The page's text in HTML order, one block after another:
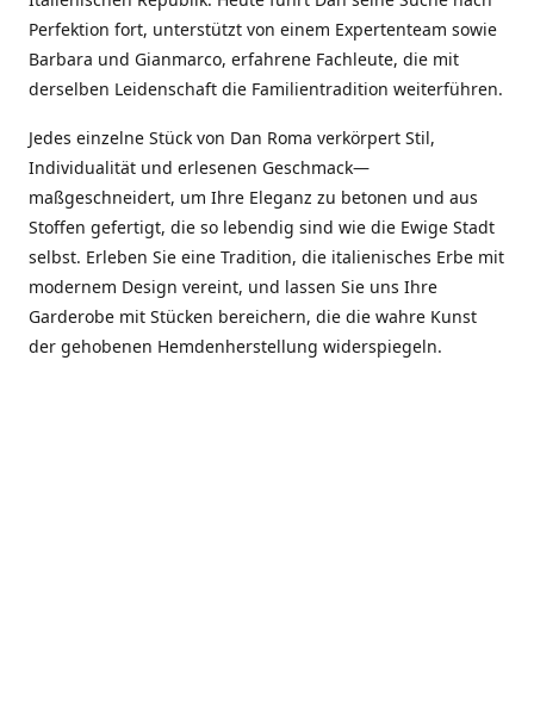
Perfektion fort, unterstützt von einem Expertenteam sowie
Barbara und Gianmarco, erfahrene Fachleute, die mit
derselben Leidenschaft die Familientradition weiterführen.
Jedes einzelne Stück von Dan Roma verkörpert Stil,
Individualität und erlesenen Geschmack—
maßgeschneidert, um Ihre Eleganz zu betonen und aus
Stoffen gefertigt, die so lebendig sind wie die Ewige Stadt
selbst. Erleben Sie eine Tradition, die italienisches Erbe mit
modernem Design vereint, und lassen Sie uns Ihre
Garderobe mit Stücken bereichern, die die wahre Kunst
der gehobenen Hemdenherstellung widerspiegeln.